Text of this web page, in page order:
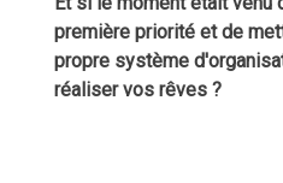
première priorité et de
propre système
réaliser vos rêves ?